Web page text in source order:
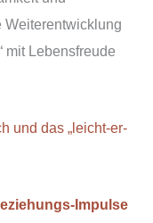
Weiterentwicklung
mit Lebensfreude
und das „leicht-er-
Impulse